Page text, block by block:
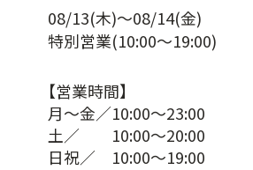
特別営業(10:00～19:00)
08/13(木)～08/14(金)
【営業時間】
月～金／10:00～23:00
土／ 10:00～20:00
日祝／ 10:00～19:00